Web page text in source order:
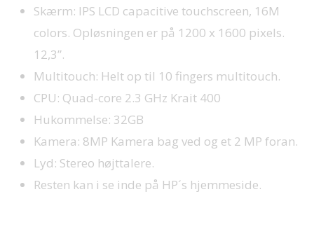
Skærm: IPS LCD capacitive touchscreen, 16M
colors. Opløsningen er på 1200 x 1600 pixels.
12,3”.
Multitouch: Helt op til 10 fingers multitouch.
CPU: Quad-core 2.3 GHz Krait 400
Hukommelse: 32GB
Kamera: 8MP Kamera bag ved og et 2 MP foran.
Lyd: Stereo højttalere.
Resten kan i se inde på HP´s hjemmeside.